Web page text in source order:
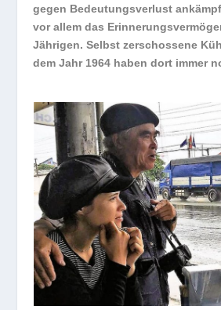
gegen Bedeutungsverlust
vor allem das
Jährigen. Selbst zerschossene
dem Jahr 1964 haben dort immer